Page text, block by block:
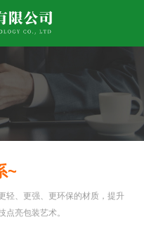
~
轻、更强、更环保的材质，提升
亮包装艺术。